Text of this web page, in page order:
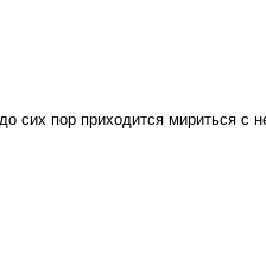
пор приходится мириться с